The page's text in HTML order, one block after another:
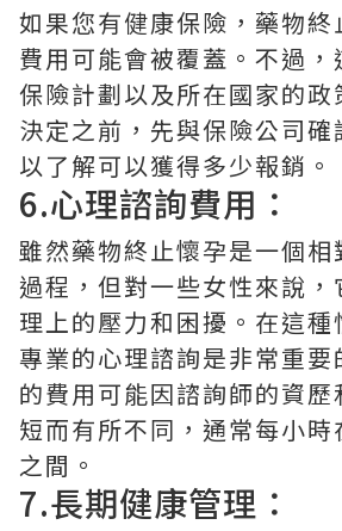
如果您有健康保險，藥物終
費用可能會被覆蓋。不過，
保險計劃以及所在國家的政
決定之前，先與保險公司確
以了解可以獲得多少報銷。
6.心理諮詢費用：
雖然藥物終止懷孕是一個相
過程，但對一些女性來說，
理上的壓力和困擾。在這種
專業的心理諮詢是非常重要
的費用可能因諮詢師的資
短而有所不同，通常每小
之間。
7.長期健康管理：